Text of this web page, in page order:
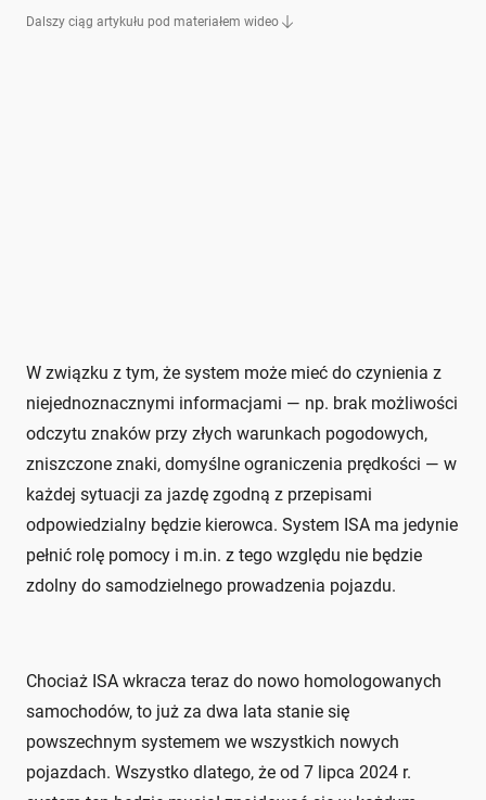
Dalszy ciąg artykułu pod materiałem wideo
W związku z tym, że system może mieć do czynienia z
niejednoznacznymi informacjami — np. brak możliwości
odczytu znaków przy złych warunkach pogodowych,
zniszczone znaki, domyślne ograniczenia prędkości — w
każdej sytuacji za jazdę zgodną z przepisami
odpowiedzialny będzie kierowca. System ISA ma jedynie
pełnić rolę pomocy i m.in. z tego względu nie będzie
zdolny do samodzielnego prowadzenia pojazdu.
Chociaż ISA wkracza teraz do nowo homologowanych
samochodów, to już za dwa lata stanie się
powszechnym systemem we wszystkich nowych
pojazdach. Wszystko dlatego, że od 7 lipca 2024 r.